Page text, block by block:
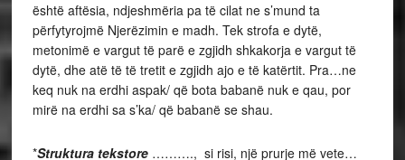
është aftësia, ndjeshmëria pa të cilat ne s’mund ta
përfytyrojmë Njerëzimin e madh. Tek strofa e dytë,
metonimë e vargut të parë e zgjidh shkakorja e vargut të
dytë, dhe atë të të tretit e zgjidh ajo e të katërtit. Pra…ne
keq nuk na erdhi aspak/ që bota babanë nuk e qau, por
mirë na erdhi sa s’ka/ që babanë se shau.
*Struktura tekstore………., si risi, një prurje më vete…